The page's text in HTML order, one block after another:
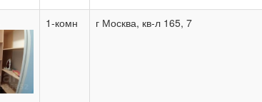
1-комн г Москва, кв-л 165, 7